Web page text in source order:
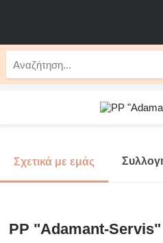
Σχετικά με εμάς
PP "Adamant-Servis"